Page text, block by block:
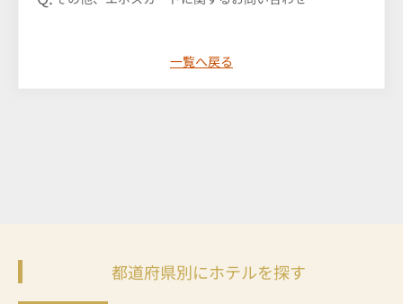
一覧へ戻る
都道府県別にホテルを探す